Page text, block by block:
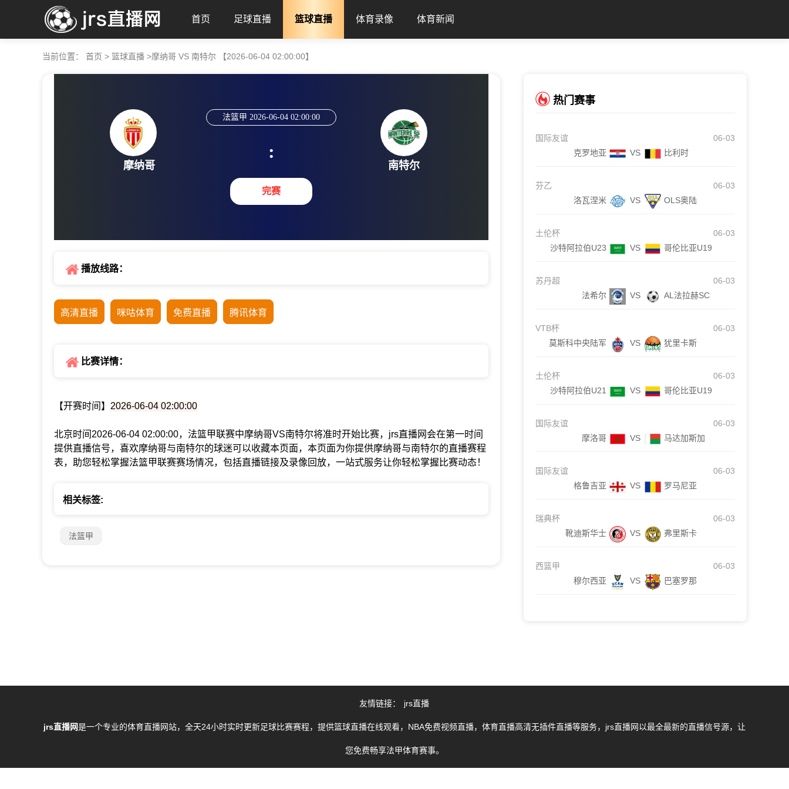
首页 足球直播 篮球直播 体育录像 体育新闻
当前位置： 首页 > 篮球直播 >摩纳哥 VS 南特尔 【2026-06-04 02:00:00】
摩纳哥
法篮甲 2026-06-04 02:00:00
:
完赛
南特尔
播放线路：
高清直播 咪咕体育 免费直播 腾讯体育
比赛详情：
【开赛时间】 2026-06-04 02:00:00
北京时间2026-06-04 02:00:00，法篮甲联赛中摩纳哥VS南特尔将准时开始比赛，jrs直播网会在第一时间
提供直播信号，喜欢摩纳哥与南特尔的球迷可以收藏本页面，本页面为你提供摩纳哥与南特尔的直播赛程
表，助您轻松掌握法篮甲联赛赛场情况，包括直播链接及录像回放，一站式服务让你轻松掌握比赛动态！
相关标签:
法篮甲
热门赛事
国际友谊
06-03
克罗地亚
VS 比利时
芬乙
06-03
洛瓦涅米
VS OLS奥陆
土伦杯
06-03
沙特阿拉伯U23
VS 哥伦比亚U19
苏丹超
06-03
法希尔
VS AL法拉赫SC
VTB杯
06-03
莫斯科中央陆军
VS 犹里卡斯
土伦杯
06-03
沙特阿拉伯U21
VS 哥伦比亚U19
国际友谊
06-03
摩洛哥
VS 马达加斯加
国际友谊
06-03
格鲁吉亚
VS 罗马尼亚
瑞典杯
06-03
靴迪斯华士
VS 弗里斯卡
西篮甲
06-03
穆尔西亚
VS 巴塞罗那
友情链接： jrs直播
jrs直播网是一个专业的体育直播网站，全天24小时实时更新足球比赛赛程，提供篮球直播在线观看，NBA免费视频直播，体育直播高清无插件直播等服务，jrs直播网以最全最新的直播信号源，让
您免费畅享法甲体育赛事。